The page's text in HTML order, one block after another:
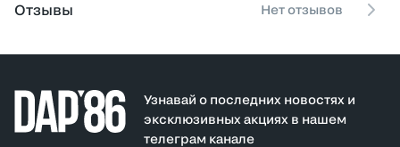
Отзывы Нет отзывов
Узнавай о последних новостях и
эксклюзивных акциях в нашем
телеграм канале